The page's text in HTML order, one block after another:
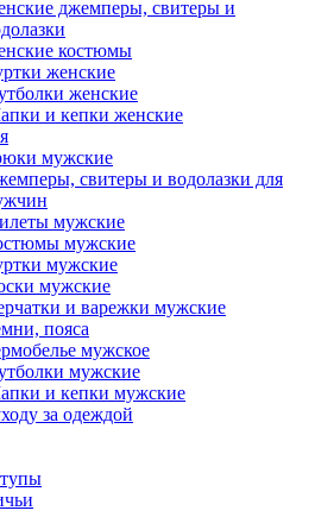
джемперы, свитеры и
костюмы
женские
женские
и кепки женские
мужские
свитеры и водолазки для
мужские
мужские
мужские
мужские
и варежки мужские
пояса
мужское
мужские
и кепки мужские
за одеждой